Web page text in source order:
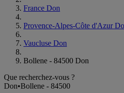
France Don
Provence-Alpes-Côte d'Azur
Vaucluse Don
Bollene - 84500 Don
Que recherchez-vous ?
Don•Bollene - 84500